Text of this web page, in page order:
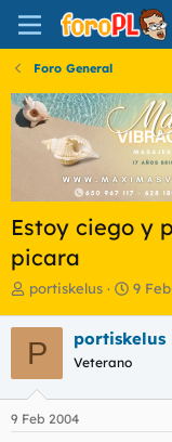
Foro General
Estoy ciego y
picara
I
i
c
i
a
d
o
portiskelus
F
h
e
9
P portiskelus
Veterano
9 Feb 2004